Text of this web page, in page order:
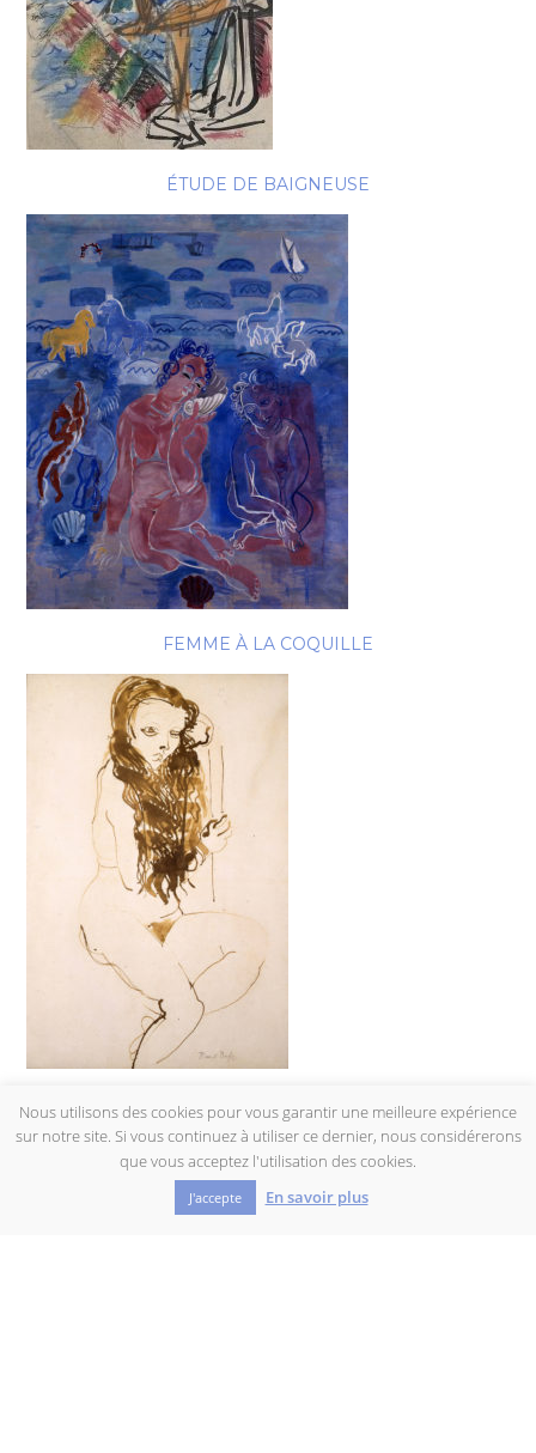
ÉTUDE DE BAIGNEUSE
FEMME À LA COQUILLE
FEMME NUE ASSISE
Nous utilisons des cookies pour vous garantir une meilleure expérience
sur notre site. Si vous continuez à utiliser ce dernier, nous considérerons
que vous acceptez l'utilisation des cookies.
J'accepte En savoir plus